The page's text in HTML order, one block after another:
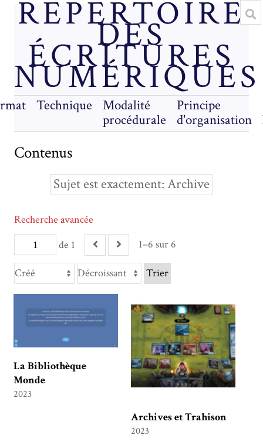
RÉPERTOIRE
DES
ÉCRITURES
NUMÉRIQUES
Technique
Modalité
procédurale
Principe
d'organisation
Contenus
Sujet est exactement Archive
de 1 1–6 sur 6
Recherche avancée
Trier
La Bibliothèque
Monde
2023
Archives et Trahison
2023